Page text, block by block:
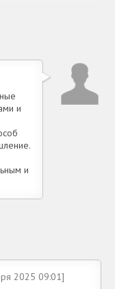
и
и
2025 09:01]